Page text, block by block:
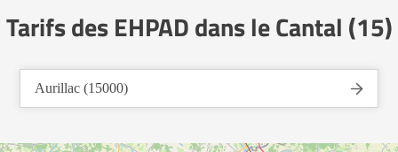
Tarifs des EHPAD dans le Cantal (15)
Aurillac (15000)